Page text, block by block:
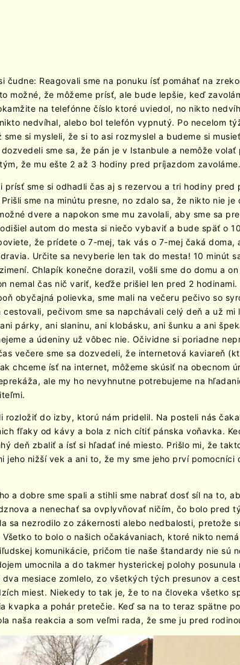
čudne: Reagovali sme na ponuku ísť pomáhať na
možné, že môžeme prísť, ale bude lepšie, keď
na telefónne číslo ktoré uviedol, no nikto
nedvíhal, alebo bol telefón vypnutý. Po necelom
sme si mysleli, že si to asi rozmyslel a budeme si
sme sa, že pán je v Istanbule a nemôže volať
že mu ešte 2 až 3 hodiny pred príjazdom zavoláme.
prísť sme si odhadli čas aj s rezervou a tri hodiny
sme na minútu presne, no zdalo sa, že nikto nie
dvere a napokon sme mu zavolali, aby sme sa
autom do mesta si niečo vybaviť a bude späť o
že prídete o 7-mej, tak vás o 7-mej čaká doma,
Určite sa nevyberie len tak do mesta! 10 minút
Chlapík konečne dorazil, vošli sme do domu a
nemal čas nič variť, keďže prišiel len pred 2
obyčajná polievka, sme mali na večeru pečivo so
pečivom sme sa napchávali celý deň a už mi
párky, ani slaninu, ani klobásku, ani šunku a ani
a údeniny už vôbec nie. Očividne si poriadne
večere sme sa dozvedeli, že internetová kaviareň
chceme ísť na internet, môžeme skúsiť na obecnom
ale my ho nevyhnutne potrebujeme na
rozložiť do izby, ktorú nám pridelil. Na posteli nás
fľaky od kávy a bola z nich cítiť pánska voňavka.
deň zbaliť a ísť si hľadať iné miesto. Prišlo mi, že
jeho nižší vek a ani to, že my sme jeho prví pomocníci
a dobre sme spali a stihli sme nabrať dosť síl na to,
a nenechať sa ovplyvňovať ničím, čo bolo pred
sa nezrodilo zo zákernosti alebo nedbalosti, pretože
Všetko to bolo o našich očakávaniach, ktoré nikto
komunikácie, pričom tie naše štandardy nie sú
umocnila a do takmer hysterickej polohy
mesiace zomlelo, zo všetkých tých presunov a
miest. Niekedy to tak je, že to na človeka všetko
kvapka a pohár pretečie. Keď sa na to teraz spätne
naša reakcia a som veľmi rada, že sme ju pred